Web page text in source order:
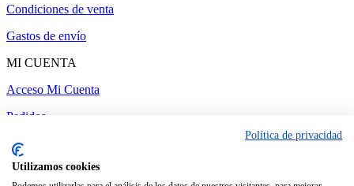
Condiciones de venta
Gastos de envío
MI CUENTA
Acceso Mi Cuenta
Pedidos
Política de privacidad
Utilizamos cookies